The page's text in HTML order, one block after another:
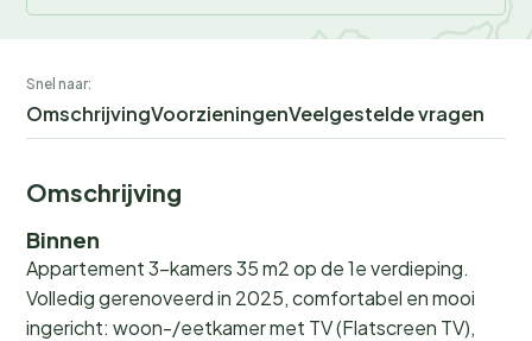
Snel naar:
OmschrijvingVoorzieningenVeelgestelde vragen
Omschrijving
Binnen
Appartement 3-kamers 35 m2 op de 1e verdieping.
Volledig gerenoveerd in 2025, comfortabel en mooi
ingericht: woon-/eetkamer met TV (Flatscreen TV),